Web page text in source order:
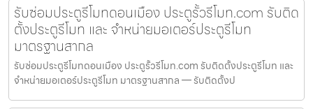
รับซ่อมประตูรีโมทดอนเมือง ประตูรั้วรีโมท.com รับติด
ตั้งประตูรีโมท และ จำหน่ายมอเตอร์ประตูรีโมท
มาตรฐานสากล
รับซ่อมประตูรีโมทดอนเมือง ประตูรั้วรีโมท.com รับติดตั้งประตูรีโมท และ
จำหน่ายมอเตอร์ประตูรีโมท มาตรฐานสากล — รับติดตั้งป